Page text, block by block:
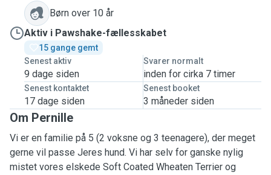
Børn over 10 år
Aktiv i Pawshake-fællesskabet
15 gange gemt
Senest aktiv
9 dage siden
Svarer normalt
inden for cirka 7 timer
Senest kontaktet
17 dage siden
Senest booket
3 måneder siden
Om Pernille
Vi er en familie på 5 (2 voksne og 3 teenagere), der meget
gerne vil passe Jeres hund. Vi har selv for ganske nylig
mistet vores elskede Soft Coated Wheaten Terrier og